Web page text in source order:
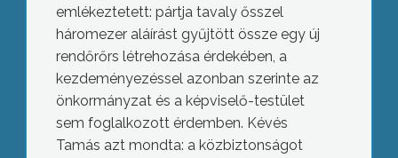
emlékeztetett: pártja tavaly ősszel
háromezer aláírást gyűjtött össze egy új
rendőrőrs létrehozása érdekében, a
kezdeményezéssel azonban szerinte az
önkormányzat és a képviselő-testület
sem foglalkozott érdemben. Kévés
Tamás azt mondta: a közbiztonságot